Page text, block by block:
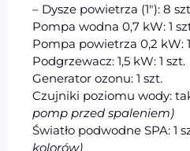
– Dysze powietrza (1″): 8
Pompa wodna 0,7 kW: 1
Pompa powietrza 0,2 kW:
Podgrzewacz: 1,5 kW: 1 szt.
Generator ozonu: 1 szt.
Czujniki poziomu wody:
pomp przed spaleniem)
Światło podwodne SPA: 1
kolorów)